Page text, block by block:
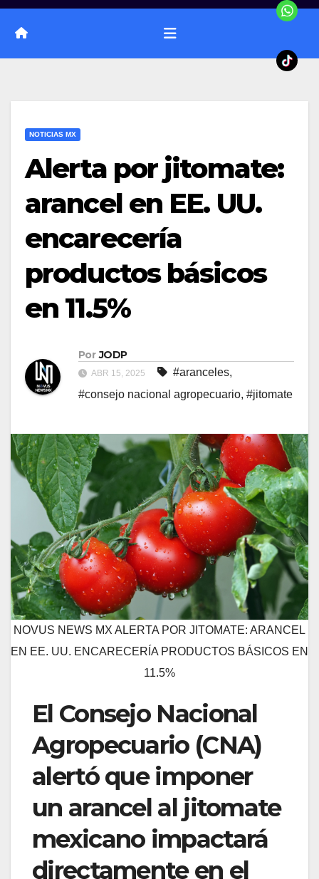
NOTICIAS MX
Alerta por jitomate:
arancel en EE. UU.
encarecería
productos básicos
en 11.5%
Por JODP
ABR 15, 2025 #aranceles,
#consejo nacional agropecuario, #jitomate
NOVUS NEWS MX ALERTA POR JITOMATE: ARANCEL
EN EE. UU. ENCARECERÍA PRODUCTOS BÁSICOS EN
11.5%
El Consejo Nacional
Agropecuario (CNA)
alertó que imponer
un arancel al jitomate
mexicano impactará
directamente en el